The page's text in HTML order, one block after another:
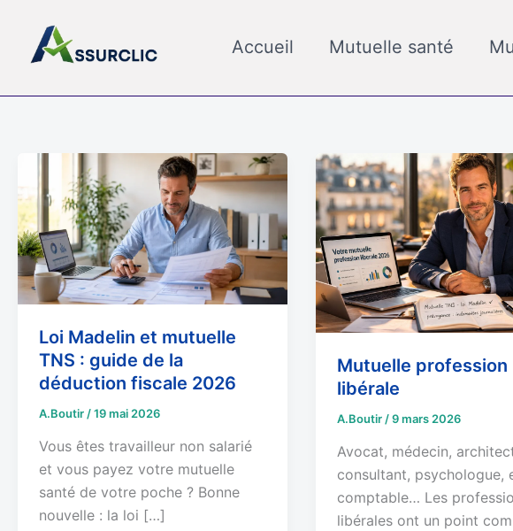
contenu
Accueil Mutuelle santé
Loi Madelin et mutuelle
TNS : guide de la
déduction fiscale 2026
A.Boutir /19 mai 2026
Vous êtes travailleur non salarié
et vous payez votre mutuelle
santé de votre poche ? Bonne
nouvelle : la loi […]
Madelin
et
mutuelle
TNS
:
guide
la
déduction
fiscale
2026
Mutuelle profession
libérale
A.Boutir /9 mars 2026
Avocat, médecin,
consultant, psychologue,
comptable… Les
libérales ont un point
Mutuelle
profession
libérale